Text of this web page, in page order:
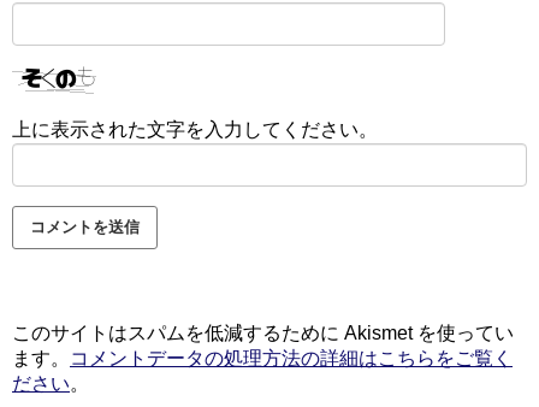
上に表示された文字を入力してください。
このサイトはスパムを低減するために Akismet を使ってい
ます。
コメントデータの処理方法の詳細はこちらをご覧く
ださい。